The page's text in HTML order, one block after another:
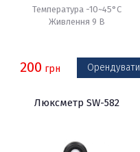
Температура -10~45°C
Живлення 9 В
200 грн Орендувати
Люксметр SW-582